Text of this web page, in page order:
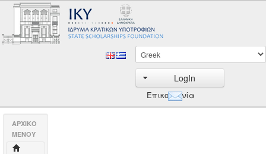
LogIn
Επικοινωνία
AΡΧΙΚΟ
ΜΕΝΟΥ